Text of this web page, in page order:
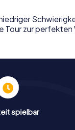
zur perfekten
spielbar